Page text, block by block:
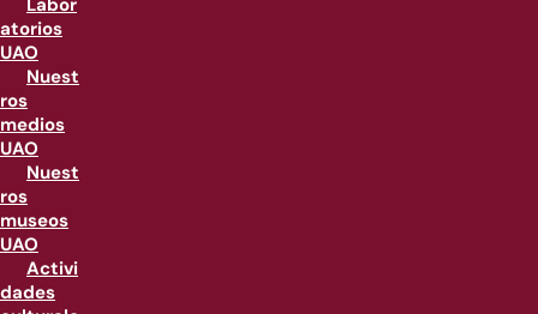
Labor
atorios
UAO
Nuest
ros
medios
UAO
Nuest
ros
museos
UAO
Activi
dades